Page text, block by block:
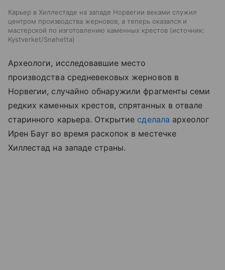
Карьер в Хиллестаде на западе Норвегии веками служил
центром производства жерновов, а теперь оказался и
мастерской по изготовлению каменных крестов
источник:
Kystverket/Snøhetta
Археологи, исследовавшие место
производства средневековых жерновов в
Норвегии, случайно обнаружили фрагменты семи
редких каменных крестов, спрятанных в отвале
старинного карьера. Открытие сделала археолог
Ирен Бауг во время раскопок в местечке
Хиллестад на западе страны.